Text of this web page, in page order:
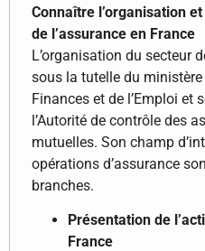
Connaître l’organisation
de l’assurance en France
L’organisation du secteur
sous la tutelle du ministère
Finances et de l’Emploi et
l’Autorité de contrôle des
mutuelles. Son champ
opérations d’assurance
branches.
Présentation de
France